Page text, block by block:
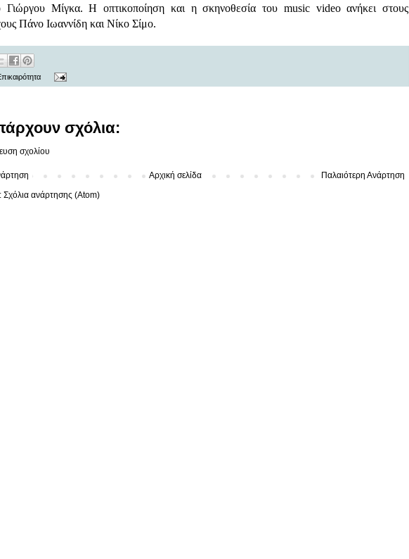
Γιώργου Μίγκα. Η οπτικοποίηση και η σκηνοθεσία του music video ανήκει στους
Πάνο Ιωαννίδη και Νίκο Σίμο.
σχόλια:
σχολίου
Παλαιότερη Ανάρτηση
Αρχική σελίδα
Σχόλια ανάρτησης (Atom)